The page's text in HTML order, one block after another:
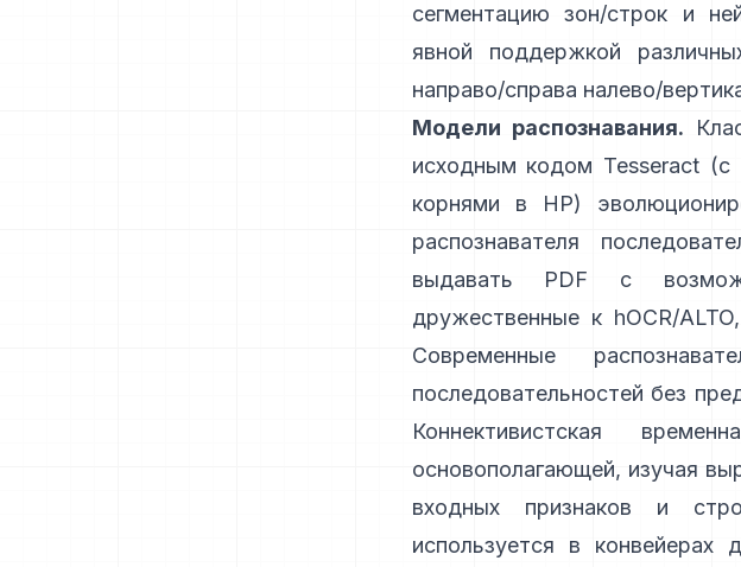
сегментацию зон/строк и
явной поддержкой
направо/справа налево/
Модели распознавания.
исходным кодом Tesseract (с
корнями в HP)
распознавателя
выдавать PDF с
дружественные к hOCR/ALTO
Современные
последовательностей без
Коннективистская
основополагающей, изучая
входных признаков и
используется в конвейерах